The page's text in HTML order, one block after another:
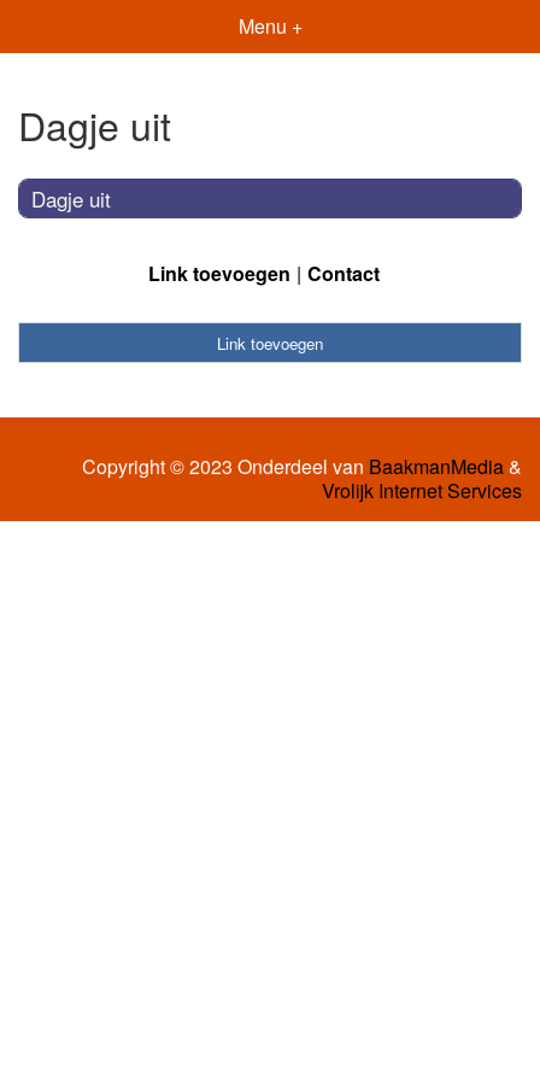
Menu +
Dagje uit
Dagje uit
Link toevoegen Contact
Link toevoegen
Copyright © 2023 Onderdeel van BaakmanMedia&
Vrolijk Internet Services